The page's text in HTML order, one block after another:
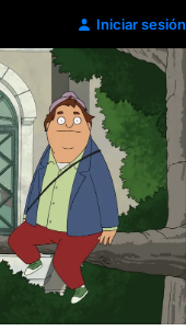
Iniciar sesión